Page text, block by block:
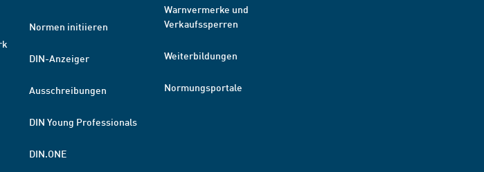
Normen initiieren
DIN-Anzeiger
Ausschreibungen
DIN Young Professionals
DIN.ONE
Warnvermerke und
Verkaufssperren
Weiterbildungen
Normungsportale